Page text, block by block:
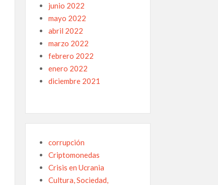
junio 2022
mayo 2022
abril 2022
marzo 2022
febrero 2022
enero 2022
diciembre 2021
corrupción
Criptomonedas
Crisis en Ucrania
Cultura, Sociedad,